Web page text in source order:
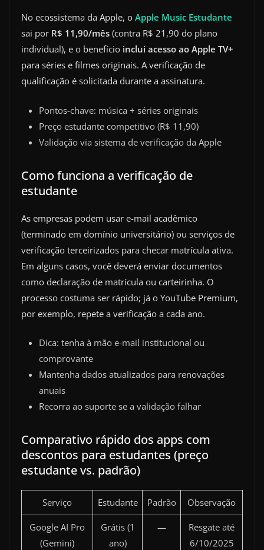
No ecossistema da Apple, o Apple Music Estudante
sai por R$ 11,90/mês (contra R$ 21,90 do plano
individual), e o benefício inclui acesso ao Apple TV+
para séries e filmes originais. A verificação de
qualificação é solicitada durante a assinatura.
Pontos-chave: música + séries originais
Preço estudante competitivo (R$ 11,90)
Validação via sistema de verificação da Apple
Como funciona a verificação de
estudante
As empresas podem usar e-mail acadêmico
(terminado em domínio universitário) ou serviços de
verificação terceirizados para checar matrícula ativa.
Em alguns casos, você deverá enviar documentos
como declaração de matrícula ou carteirinha. O
processo costuma ser rápido; já o YouTube Premium,
por exemplo, repete a verificação a cada ano.
Dica: tenha à mão e-mail institucional ou
comprovante
Mantenha dados atualizados para renovações
anuais
Recorra ao suporte se a validação falhar
Comparativo rápido dos apps com
descontos para estudantes (preço
estudante vs. padrão)
Serviço Estudante Padrão Observação
Google AI Pro
(Gemini)
Grátis (1
ano)
—
Resgate até
6/10/2025